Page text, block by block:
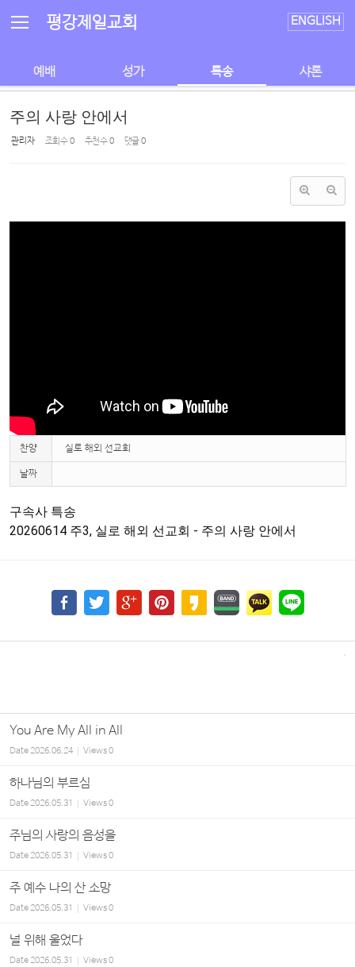
평강제일교회 ENGLISH
예배 성가 특송 샤론
주의 사랑 안에서
관리자 조회 수0 추천 수0 댓글0
찬양 실로 해외 선교회
날짜
구속사 특송
20260614 주3, 실로 해외 선교회 - 주의 사랑 안에서
You Are My All in All
Date2026.06.24 Views0
하나님의 부르심
Date2026.05.31 Views0
주님의 사랑의 음성을
Date2026.05.31 Views0
주 예수 나의 산 소망
Date2026.05.31 Views0
널 위해 울었다
Date2026.05.31 Views0